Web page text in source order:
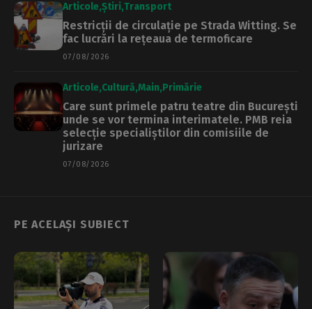
Articole Știri Transport
Restricții de circulație pe Strada Witting. Se
fac lucrări la rețeaua de termoficare
07/08/2026
Articole Cultură Main Primărie
Care sunt primele patru teatre din București
unde se vor termina interimatele. PMB reia
selecție specialiștilor din comisiile de
jurizare
07/08/2026
PE ACELAȘI SUBIECT